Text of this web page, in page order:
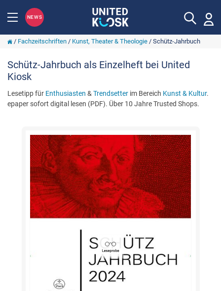
NEWS
/ Fachzeitschriften/ Kunst, Theater & Theologie/ Schütz-Jahrbuch
Schütz-Jahrbuch als Einzelheft bei United
Kiosk
Lesetipp für Enthusiasten & Trendsetter im Bereich Kunst & Kultur.
epaper sofort digital lesen (PDF). Über 10 Jahre Trusted Shops.